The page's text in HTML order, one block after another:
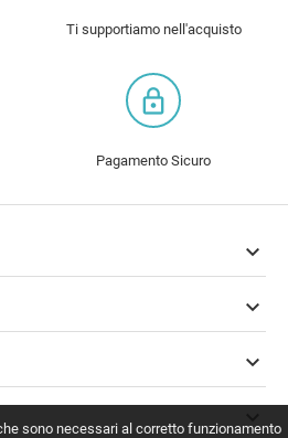
Ti supportiamo nell'acquisto
lock_outline
Pagamento Sicuro



sono necessari al corretto funzionamento